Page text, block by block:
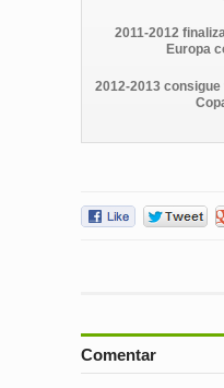
2011-2012
Europa
2012-2013 consigue
Comentar